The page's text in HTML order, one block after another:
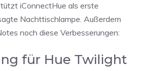
iConnectHue als erste
Nachttischlampe. Außerdem
noch diese Verbesserungen:
für Hue Twilight